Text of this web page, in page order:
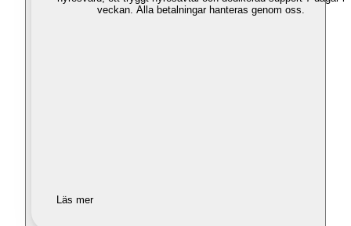
veckan. Alla betalningar hanteras genom oss.
Läs mer